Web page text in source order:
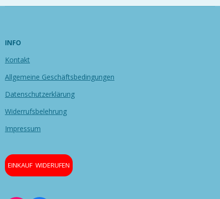
n
n
n
n
INFO
Kontakt
Allgemeine Geschäftsbedingungen
Datenschutzerklärung
Widerrufsbelehrung
Impressum
EINKAUF WIDERUFEN